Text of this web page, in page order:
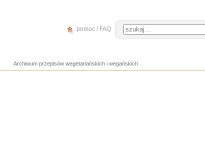
pomoc / FAQ
Archiwum przepisów wegetariańskich i wegańskich